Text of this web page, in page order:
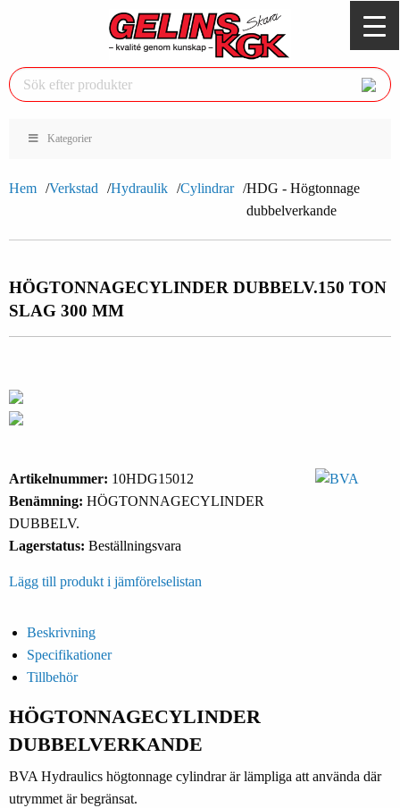
Kategorier
Hem Verkstad Hydraulik Cylindrar
HDG - Högtonnage
dubbelverkande
HÖGTONNAGECYLINDER DUBBELV.150 TON
SLAG 300 MM
Artikelnummer: 10HDG15012
Benämning: HÖGTONNAGECYLINDER
DUBBELV.
Lagerstatus: Beställningsvara
Lägg till produkt i jämförelselistan
Beskrivning
Specifikationer
Tillbehör
HÖGTONNAGECYLINDER
DUBBELVERKANDE
BVA Hydraulics högtonnage cylindrar är lämpliga att använda där
utrymmet är begränsat.